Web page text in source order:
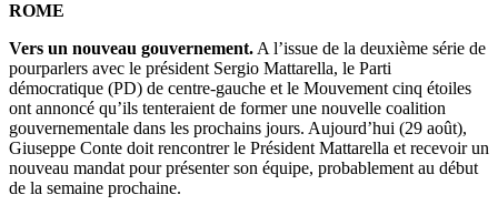
ROME
Vers un nouveau gouvernement. A l’issue de la deuxième série de
pourparlers avec le président Sergio Mattarella, le Parti
démocratique (PD) de centre-gauche et le Mouvement cinq étoiles
ont annoncé qu’ils tenteraient de former une nouvelle coalition
gouvernementale dans les prochains jours. Aujourd’hui (29 août),
Giuseppe Conte doit rencontrer le Président Mattarella et recevoir un
nouveau mandat pour présenter son équipe, probablement au début
de la semaine prochaine.